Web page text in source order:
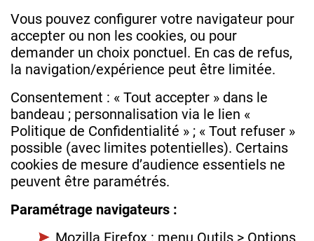
Vous pouvez configurer votre navigateur pour
accepter ou non les cookies, ou pour
demander un choix ponctuel. En cas de refus,
la navigation/expérience peut être limitée.
Consentement : « Tout accepter » dans le
bandeau ; personnalisation via le lien «
Politique de Confidentialité » ; « Tout refuser »
possible (avec limites potentielles). Certains
cookies de mesure d’audience essentiels ne
peuvent être paramétrés.
Paramétrage navigateurs :
Mozilla Firefox : menu Outils > Options